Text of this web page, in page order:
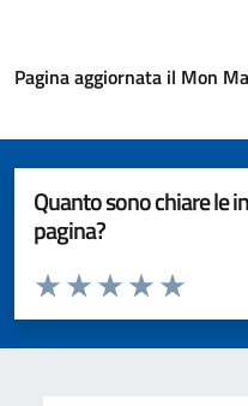
Pagina aggiornata il Mon
Quanto sono chiare le
pagina?
Valuta da 1 a 5 stelle la pagina
Valuta 5
Valuta 4 stelle
Valuta 3 stelle su 5
Valuta 2 stelle su 5
Valuta 1 stelle su 5